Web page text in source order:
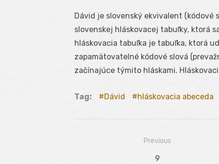
Dávid je slovenský ekvivalent (kódové
slovenskej hláskovacej tabuľky, ktorá
hláskovacia tabuľka je tabuľka, ktorá
zapamätovatelné kódové slová
začínajúce týmito hláskami.
Tag: Dávid hláskovacia abeceda
Previous
Previous
9